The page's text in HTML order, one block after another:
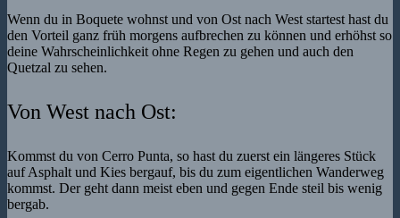
Wenn du in Boquete wohnst und von Ost nach West startest hast du
den Vorteil ganz früh morgens aufbrechen zu können und erhöhst so
deine Wahrscheinlichkeit ohne Regen zu gehen und auch den
Quetzal zu sehen.
Von West nach Ost:
Kommst du von Cerro Punta, so hast du zuerst ein längeres Stück
auf Asphalt und Kies bergauf, bis du zum eigentlichen Wanderweg
kommst. Der geht dann meist eben und gegen Ende steil bis wenig
bergab.